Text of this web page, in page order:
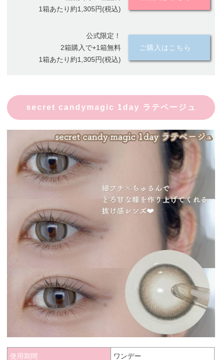
1箱あたり約1,305円(税込)
公式限定！
2箱購入で+1箱無料
1箱あたり約1,305円(税込)
ご購入はこちら
secret candymagic 1day ラテベージュ
使用期間 ワンデー